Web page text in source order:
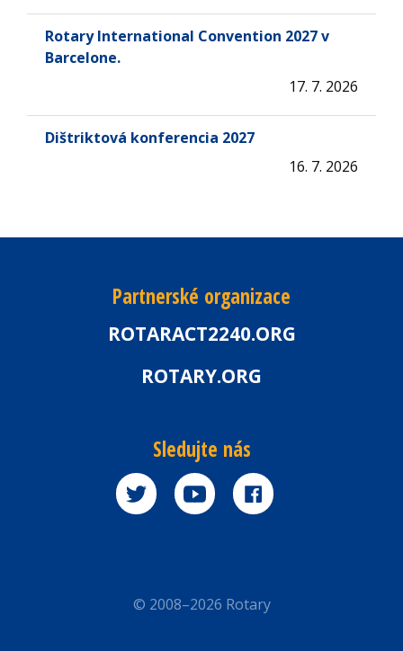
Rotary International Convention 2027 v
Barcelone.
17. 7. 2026
Dištriktová konferencia 2027
16. 7. 2026
Partnerské organizace
ROTARACT2240.ORG
ROTARY.ORG
Sledujte nás
© 2008–2026 Rotary